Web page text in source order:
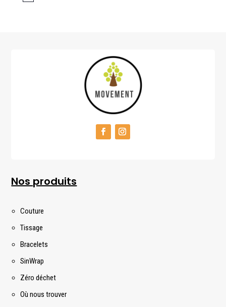
Nos produits
Couture
Tissage
Bracelets
SinWrap
Zéro déchet
Où nous trouver